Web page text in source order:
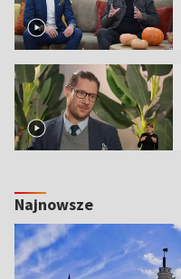
Najnowsze